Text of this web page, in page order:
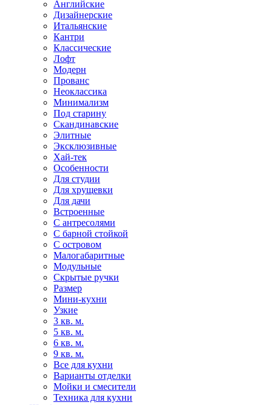
Английские
Дизайнерские
Итальянские
Кантри
Классические
Лофт
Модерн
Прованс
Неоклассика
Минимализм
Под старину
Скандинавские
Элитные
Эксклюзивные
Хай-тек
Особенности
Для студии
Для хрущевки
Для дачи
Встроенные
С антресолями
С барной стойкой
С островом
Малогабаритные
Модульные
Скрытые ручки
Размер
Мини-кухни
Узкие
3 кв. м.
5 кв. м.
6 кв. м.
9 кв. м.
Все для кухни
Варианты отделки
Мойки и смесители
Техника для кухни